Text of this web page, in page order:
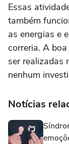
Essas
também
as energias e
correria. A
ser realizadas
nenhum
Notícias